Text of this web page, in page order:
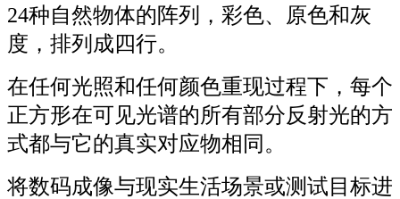
24种自然物体的阵列，彩色、原色和灰
度，排列成四行。
在任何光照和任何颜色重现过程下，每个
正方形在可见光谱的所有部分反射光的方
式都与它的真实对应物相同。
将数码成像与现实生活场景或测试目标进